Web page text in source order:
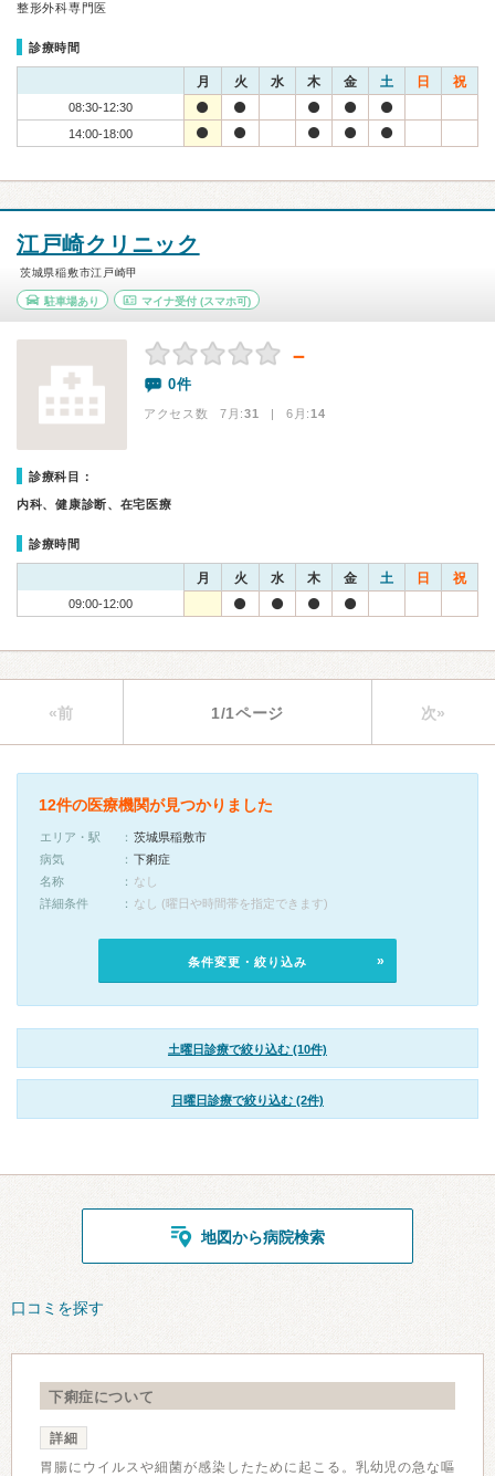
整形外科専門医
診療時間
月 火 水 木 金 土 日 祝
08:30-12:30
14:00-18:00
江戸崎クリニック
茨城県稲敷市江戸崎甲
駐車場あり マイナ受付(スマホ可)
－
0件
アクセス数 7月:31 | 6月:14
診療科目：
内科、健康診断、在宅医療
診療時間
月 火 水 木 金 土 日 祝
09:00-12:00
«前 1/1ページ 次»
12件の医療機関が見つかりました
エリア・駅
茨城県稲敷市
病気
下痢症
名称
なし
詳細条件
なし (曜日や時間帯を指定できます)
条件変更・絞り込み
土曜日診療で絞り込む (10件)
日曜日診療で絞り込む (2件)
地図から病院検索
口コミを探す
下痢症について
詳細
胃腸にウイルスや細菌が感染したために起こる。乳幼児の急な嘔